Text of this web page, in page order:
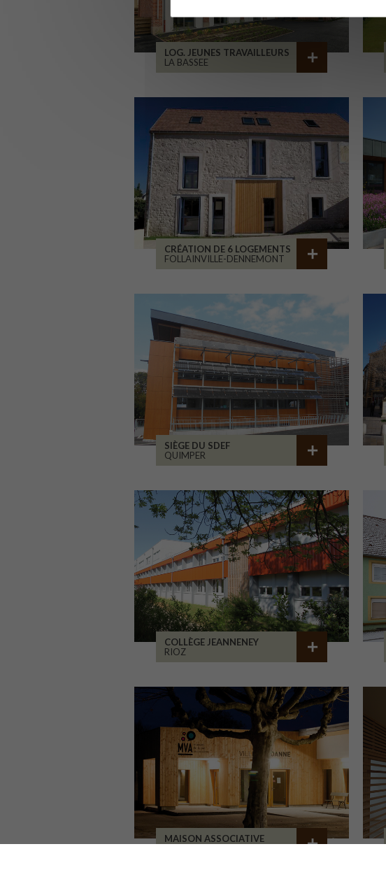
LOG. JEUNES TRAVAILLEURS
LA BASSEE
CRÉATION DE 6 LOGEMENTS
FOLLAINVILLE-DENNEMONT
SIÈGE DU SDEF
QUIMPER
COLLÈGE JEANNENEY
RIOZ
MAISON ASSOCIATIVE